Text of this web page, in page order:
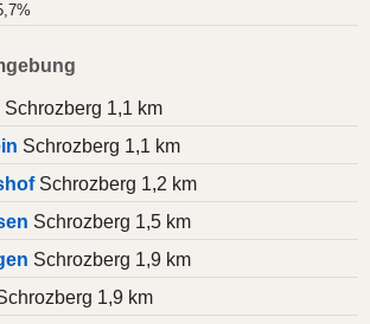
Schrozberg 1,1 km
Schrozberg 1,1 km
Schrozberg 1,2 km
Schrozberg 1,5 km
Schrozberg 1,9 km
1,9 km